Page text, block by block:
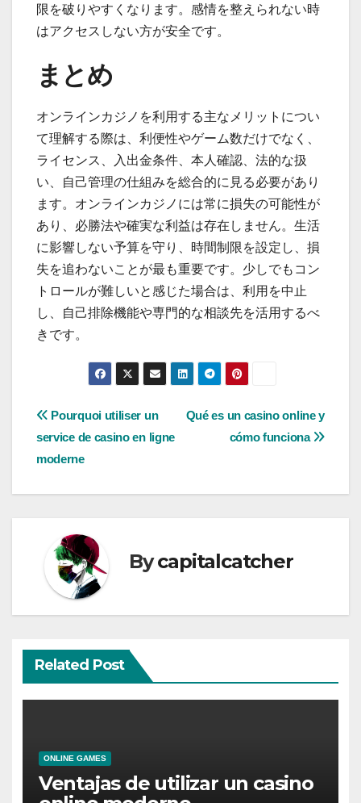
限を破りやすくなります。感情を整えられない時
はアクセスしない方が安全です。
まとめ
オンラインカジノを利用する主なメリットについ
て理解する際は、利便性やゲーム数だけでなく、
ライセンス、入出金条件、本人確認、法的な扱
い、自己管理の仕組みを総合的に見る必要があり
ます。オンラインカジノには常に損失の可能性が
あり、必勝法や確実な利益は存在しません。生活
に影響しない予算を守り、時間制限を設定し、損
失を追わないことが最も重要です。少しでもコン
トロールが難しいと感じた場合は、利用を中止
し、自己排除機能や専門的な相談先を活用するべ
きです。
Post
navigation
Qué es un casino online y
cómo funciona
Pourquoi utiliser un
service de casino en ligne
moderne
Bycapitalcatcher
Related Post
ONLINE GAMES
Ventajas de utilizar un casino